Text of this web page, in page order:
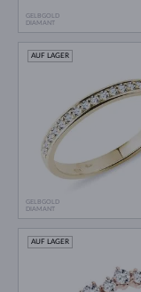
GELBGOLD
DIAMANT
GELBGOLD
DIAMANT
AUF LAGER
AUF LAGER